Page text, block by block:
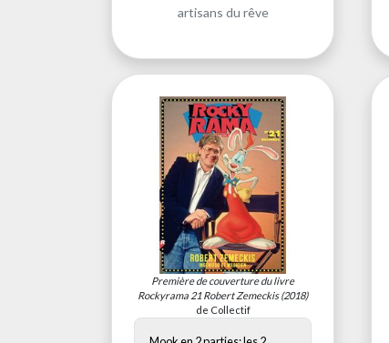
artisans du rêve
Première de couverture du livre
Rockyrama 21 Robert Zemeckis(2018)
de Collectif